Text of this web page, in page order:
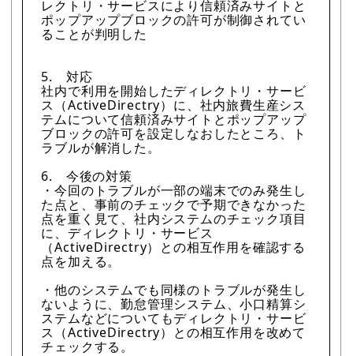
レクトリ・サービスにより信頼済みサイトと
ポップアップブロックの許可が制御されてい
ることが判明した
5. 対応
社内で利用を開始したディレクトリ・サービ
ス（ActiveDirectry）に、社内旅費生産シス
テムについて信頼済みサイトとポップアップ
ブロックの許可を設定しなおしたところ、ト
ラブルが解消した。
6. 今後の対策
・今回のトラブルが一部の端末でのみ発生し
た点と、事前のチェックで予期できなかった
点を重く見て、社内システムのチェック項目
に、ディレクトリ・サービス
（ActiveDirectry）との相互作用を確認する
点を加える。
・他のシステムでも同様のトラブルが発生し
ないように、勤怠管理システム、小口精算シ
ステムなどについてもディレクトリ・サービ
ス（ActiveDirectry）との相互作用を改めて
チェックする。